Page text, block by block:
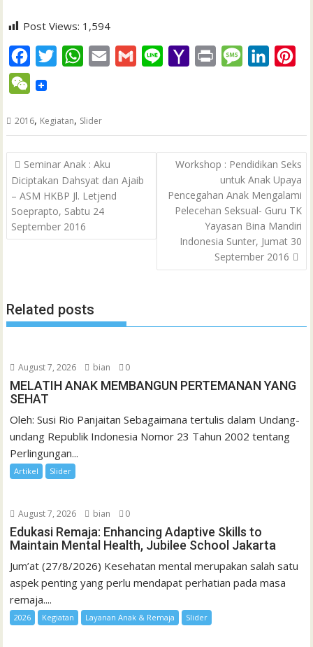
Post Views: 1,594
a
e
b
o
o
k
t
t
e
r
W
t
s
A
p
p
l
G
l
o
M
i
t
M
a
g
e
e
d
I
n
e
r
e
s
t
W
C
a
t
2016, Kegiatan, Slider
Post
navigation
Seminar Anak : Aku
Diciptakan Dahsyat dan Ajaib
– ASM HKBP Jl. Letjend
Soeprapto, Sabtu 24
September 2016
Workshop : Pendidikan Seks
untuk Anak Upaya
Pencegahan Anak Mengalami
Pelecehan Seksual- Guru TK
Yayasan Bina Mandiri
Indonesia Sunter, Jumat 30
September 2016
Related posts
August 7, 2026 bian 0
MELATIH ANAK MEMBANGUN PERTEMANAN YANG
SEHAT
Oleh: Susi Rio Panjaitan Sebagaimana tertulis dalam Undang-
undang Republik Indonesia Nomor 23 Tahun 2002 tentang
Perlingungan...
Artikel Slider
August 7, 2026 bian 0
Edukasi Remaja: Enhancing Adaptive Skills to
Maintain Mental Health, Jubilee School Jakarta
Jum’at (27/8/2026) Kesehatan mental merupakan salah satu
aspek penting yang perlu mendapat perhatian pada masa
remaja....
2026 Kegiatan Layanan Anak & Remaja Slider